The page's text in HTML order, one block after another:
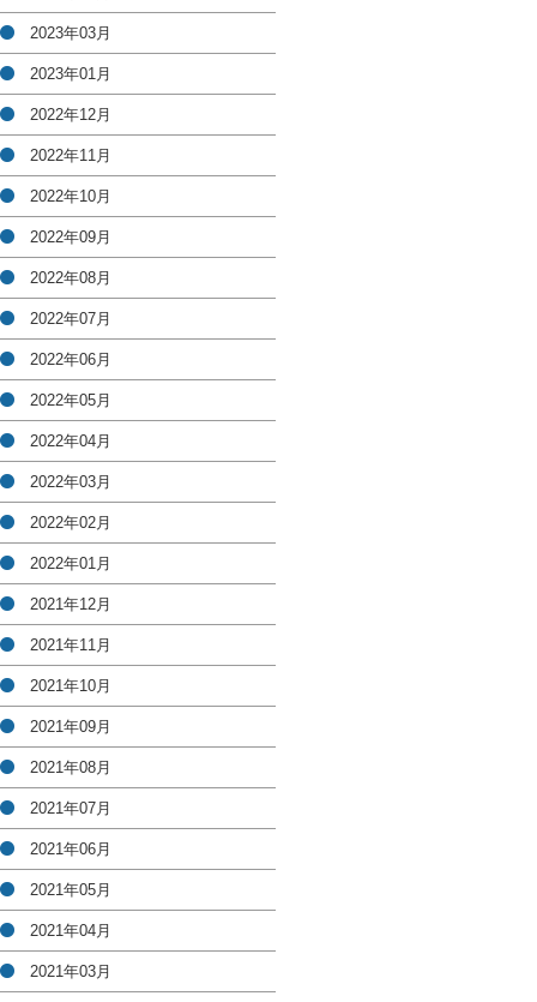
2023年03月
2023年01月
2022年12月
2022年11月
2022年10月
2022年09月
2022年08月
2022年07月
2022年06月
2022年05月
2022年04月
2022年03月
2022年02月
2022年01月
2021年12月
2021年11月
2021年10月
2021年09月
2021年08月
2021年07月
2021年06月
2021年05月
2021年04月
2021年03月